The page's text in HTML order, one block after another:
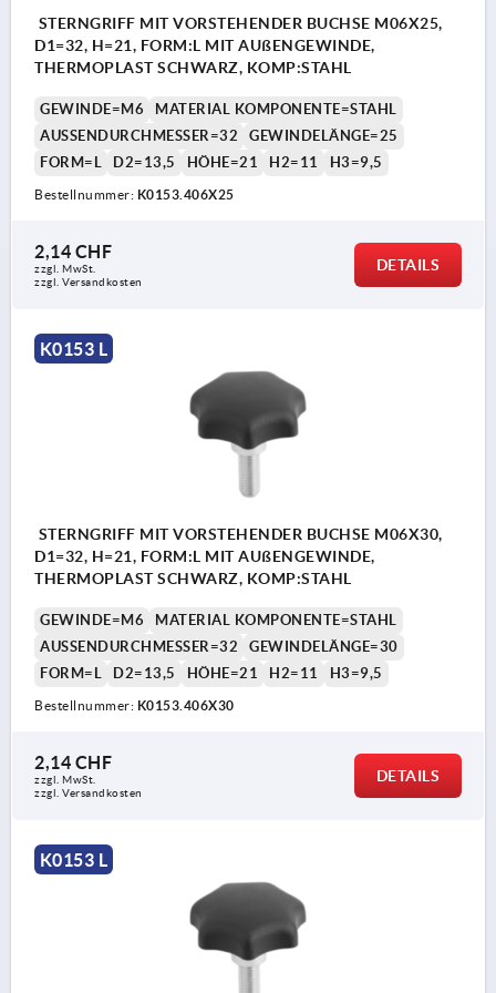
STERNGRIFF MIT VORSTEHENDER BUCHSE M06X25,
D1=32, H=21, FORM:L MIT AUßENGEWINDE,
THERMOPLAST SCHWARZ, KOMP:STAHL
GEWINDE=M6
MATERIAL KOMPONENTE=STAHL
AUSSENDURCHMESSER=32
GEWINDELÄNGE=25
FORM=L
D2=13,5 HÖHE=21 H2=11 H3=9,5
Bestellnummer: K0153.406X25
2,14 CHF
zzgl. MwSt.
zzgl. Versandkosten
DETAILS
K0153 L
STERNGRIFF MIT VORSTEHENDER BUCHSE M06X30,
D1=32, H=21, FORM:L MIT AUßENGEWINDE,
THERMOPLAST SCHWARZ, KOMP:STAHL
GEWINDE=M6
MATERIAL KOMPONENTE=STAHL
AUSSENDURCHMESSER=32
GEWINDELÄNGE=30
FORM=L
D2=13,5 HÖHE=21 H2=11 H3=9,5
Bestellnummer: K0153.406X30
2,14 CHF
zzgl. MwSt.
zzgl. Versandkosten
DETAILS
K0153 L